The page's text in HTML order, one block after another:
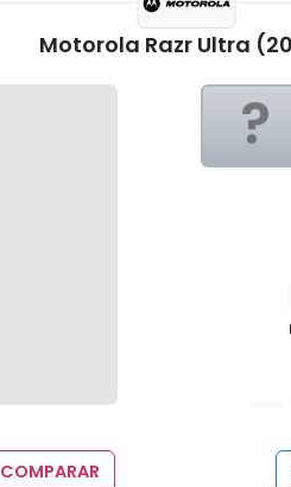
Motorola Razr Ultra
?
COMPARAR